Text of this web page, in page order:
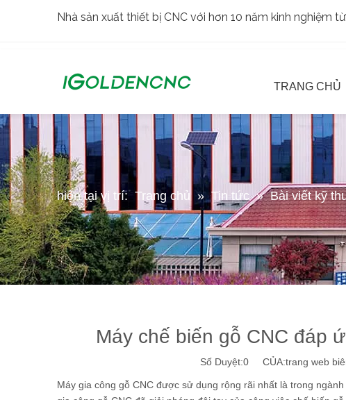
Nhà sản xuất thiết bị CNC với hơn 10 năm kinh nghiệm
TRANG CHỦ
hiện tại vị trí: Trang chủ » Tin tức » Bài viết kỹ
Máy chế biến gỗ CNC đáp
Số Duyệt:0CỦA:trang web
Máy gia công gỗ CNC được sử dụng rộng rãi nhất là trong